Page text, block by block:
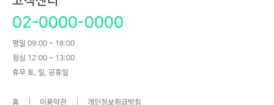
02-0000-0000
평일 09:00 ~ 18:00
점심 12:00 ~ 13:00
휴무 토, 일, 공휴일
홈 이용약관 개인정보취급방침